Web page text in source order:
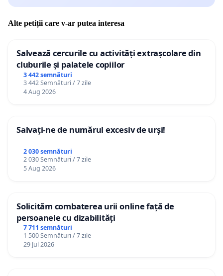
Alte petiții care v-ar putea interesa
Salvează cercurile cu activități extrașcolare din
cluburile și palatele copiilor
3 442 semnături
3 442 Semnături / 7 zile
4 Aug 2026
Salvați-ne de numărul excesiv de urși!
2 030 semnături
2 030 Semnături / 7 zile
5 Aug 2026
Solicităm combaterea urii online față de
persoanele cu dizabilități
7 711 semnături
1 500 Semnături / 7 zile
29 Jul 2026